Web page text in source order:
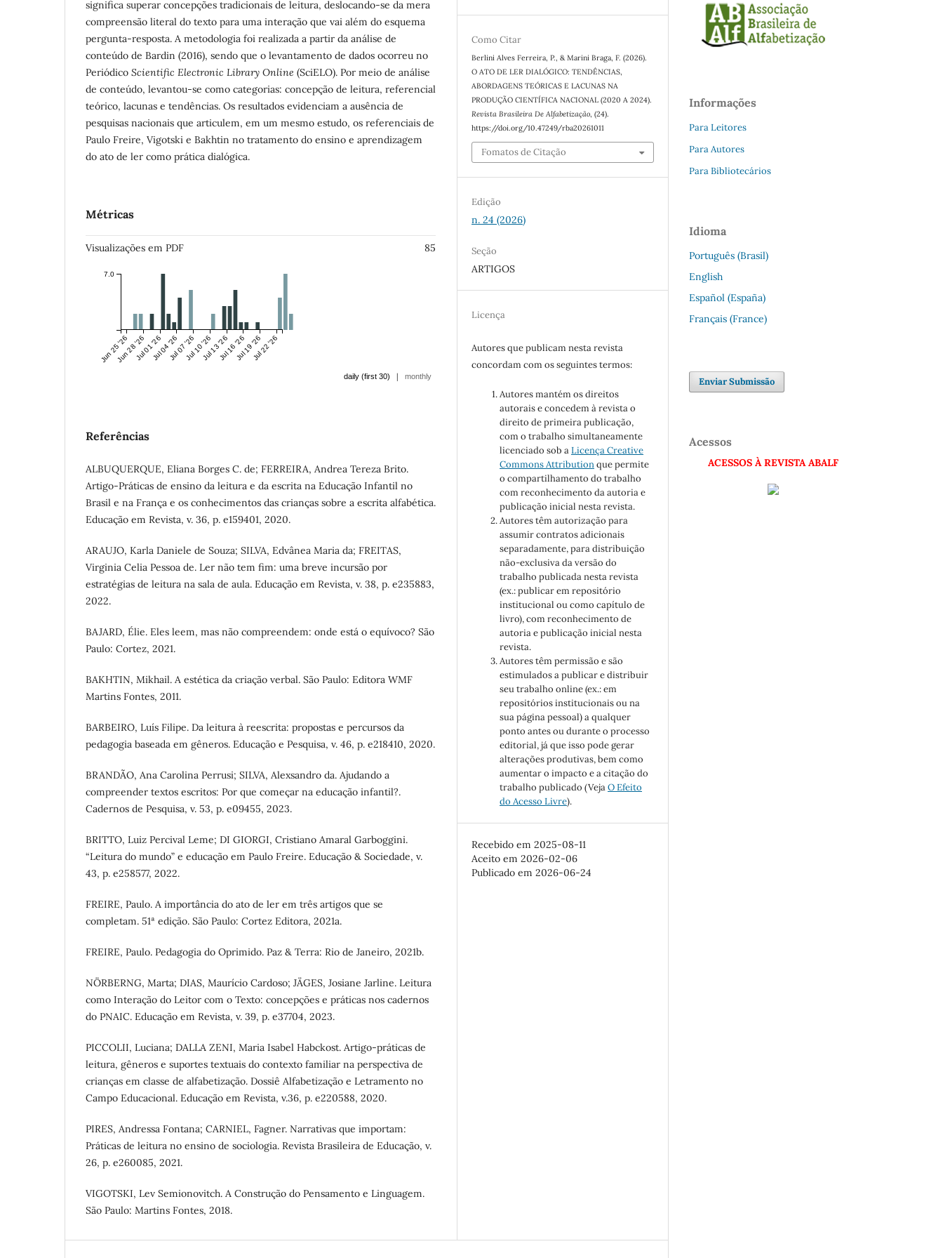
significa superar concepções tradicionais de leitura, deslocando-se da mera
compreensão literal do texto para uma interação que vai além do esquema
pergunta-resposta. A metodologia foi realizada a partir da análise de
conteúdo de Bardin (2016), sendo que o levantamento de dados ocorreu no
Periódico Scientific Electronic Library Online (SciELO). Por meio de análise
de conteúdo, levantou-se como categorias: concepção de leitura, referencial
teórico, lacunas e tendências. Os resultados evidenciam a ausência de
pesquisas nacionais que articulem, em um mesmo estudo, os referenciais de
Paulo Freire, Vigotski e Bakhtin no tratamento do ensino e aprendizagem
do ato de ler como prática dialógica.
Métricas
Visualizações em PDF 85
Jun 25 '26Jun 28 '26Jul 01 '26Jul 04 '26Jul 07 '26Jul 10 '26Jul 13 '26Jul 16 '26Jul 19 '26Jul 22 '26
7.0
daily (first 30) | monthly
Referências
ALBUQUERQUE, Eliana Borges C. de; FERREIRA, Andrea Tereza Brito.
Artigo-Práticas de ensino da leitura e da escrita na Educação Infantil no
Brasil e na França e os conhecimentos das crianças sobre a escrita alfabética.
Educação em Revista, v. 36, p. e159401, 2020.
ARAUJO, Karla Daniele de Souza; SILVA, Edvânea Maria da; FREITAS,
Virginia Celia Pessoa de. Ler não tem fim: uma breve incursão por
estratégias de leitura na sala de aula. Educação em Revista, v. 38, p. e235883,
2022.
BAJARD, Élie. Eles leem, mas não compreendem: onde está o equívoco? São
Paulo: Cortez, 2021.
BAKHTIN, Mikhail. A estética da criação verbal. São Paulo: Editora WMF
Martins Fontes, 2011.
BARBEIRO, Luís Filipe. Da leitura à reescrita: propostas e percursos da
pedagogia baseada em gêneros. Educação e Pesquisa, v. 46, p. e218410, 2020.
BRANDÃO, Ana Carolina Perrusi; SILVA, Alexsandro da. Ajudando a
compreender textos escritos: Por que começar na educação infantil?.
Cadernos de Pesquisa, v. 53, p. e09455, 2023.
BRITTO, Luiz Percival Leme; DI GIORGI, Cristiano Amaral Garboggini.
“Leitura do mundo” e educação em Paulo Freire. Educação & Sociedade, v.
43, p. e258577, 2022.
FREIRE, Paulo. A importância do ato de ler em três artigos que se
completam. 51ª edição. São Paulo: Cortez Editora, 2021a.
FREIRE, Paulo. Pedagogia do Oprimido. Paz & Terra: Rio de Janeiro, 2021b.
NÖRBERNG, Marta; DIAS, Maurício Cardoso; JÄGES, Josiane Jarline. Leitura
como Interação do Leitor com o Texto: concepções e práticas nos cadernos
do PNAIC. Educação em Revista, v. 39, p. e37704, 2023.
PICCOLII, Luciana; DALLA ZENI, Maria Isabel Habckost. Artigo-práticas de
leitura, gêneros e suportes textuais do contexto familiar na perspectiva de
crianças em classe de alfabetização. Dossiê Alfabetização e Letramento no
Campo Educacional. Educação em Revista, v.36, p. e220588, 2020.
PIRES, Andressa Fontana; CARNIEL, Fagner. Narrativas que importam:
Práticas de leitura no ensino de sociologia. Revista Brasileira de Educação, v.
26, p. e260085, 2021.
VIGOTSKI, Lev Semionovitch. A Construção do Pensamento e Linguagem.
São Paulo: Martins Fontes, 2018.
Como Citar
Berlini Alves Ferreira, P., & Marini Braga, F. (2026).
O ATO DE LER DIALÓGICO: TENDÊNCIAS,
ABORDAGENS TEÓRICAS E LACUNAS NA
PRODUÇÃO CIENTÍFICA NACIONAL (2020 A 2024).
Revista Brasileira De Alfabetização , (24).
https://doi.org/10.47249/rba20261011
Fomatos de Citação
Edição
n. 24 (2026)
Seção
ARTIGOS
Licença
Autores que publicam nesta revista
concordam com os seguintes termos:
Autores mantém os direitos
autorais e concedem à revista o
direito de primeira publicação,
com o trabalho simultaneamente
licenciado sob aLicença Creative
Commons Attributionque permite
o compartilhamento do trabalho
com reconhecimento da autoria e
publicação inicial nesta revista.
Autores têm autorização para
assumir contratos adicionais
separadamente, para distribuição
não-exclusiva da versão do
trabalho publicada nesta revista
(ex.: publicar em repositório
institucional ou como capítulo de
livro), com reconhecimento de
autoria e publicação inicial nesta
revista.
Autores têm permissão e são
estimulados a publicar e distribuir
seu trabalho online (ex.: em
repositórios institucionais ou na
sua página pessoal) a qualquer
ponto antes ou durante o processo
editorial, já que isso pode gerar
alterações produtivas, bem como
aumentar o impacto e a citação do
trabalho publicado (VejaO Efeito
do Acesso Livre).
Recebido em 2025-08-11
Aceito em 2026-02-06
Publicado em 2026-06-24
Informações
Para Leitores
Para Autores
Para Bibliotecários
Idioma
Português (Brasil)
English
Español (España)
Français (France)
Enviar Submissão
Acessos
ACESSOS À REVISTA ABALF